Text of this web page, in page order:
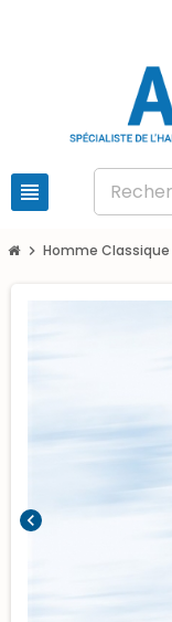
view_headline
chevron_right Homme Classique
chevron_left